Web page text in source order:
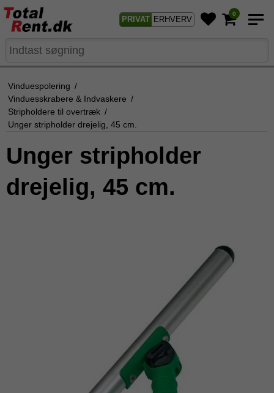
PRIVAT ERHVERV
0
Vinduespolering /
Vinduesskrabere & Indvaskere /
Stripholdere til overtræk /
Unger stripholder drejelig, 45 cm.
Unger stripholder
drejelig, 45 cm.